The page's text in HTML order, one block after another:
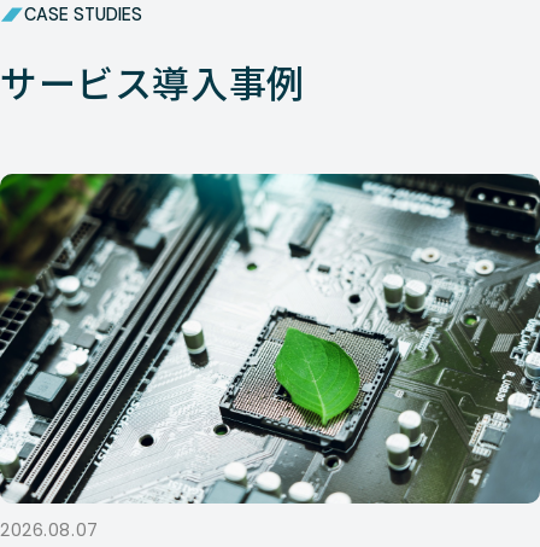
CASE STUDIES
サービス導入事例
2026.08.07